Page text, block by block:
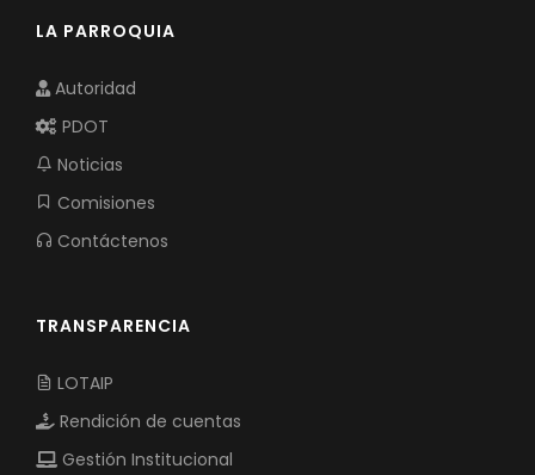
LA PARROQUIA
Autoridad
PDOT
Noticias
Comisiones
Contáctenos
TRANSPARENCIA
LOTAIP
Rendición de cuentas
Gestión Institucional